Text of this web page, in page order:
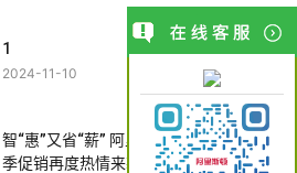
1
2024-11-10
智“惠”又省“薪” 阿里斯顿夏
季促销再度热情来袭